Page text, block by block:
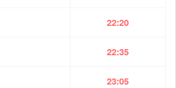
22:20
22:35
23:05